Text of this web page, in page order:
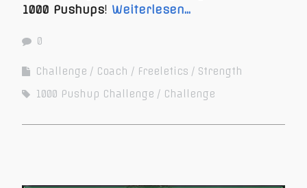
1000 Pushups! Weiterlesen…
0
Challenge Coach Freeletics
Strength
1000 Pushup Challenge
Challenge